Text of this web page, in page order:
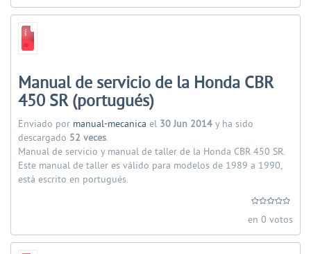
Manual de servicio de la Honda CBR
450 SR (portugués)
Enviado por manual-mecanica el 30 Jun 2014 y ha sido
descargado 52 veces.
Manual de servicio y manual de taller de la Honda CBR 450 SR.
Este manual de taller es válido para modelos de 1989 a 1990,
está escrito en portugués.
en 0 votos